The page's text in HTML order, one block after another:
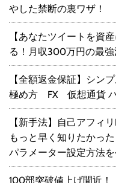
やした禁断の裏ワザ！
【あなたツイートを資
る！月収300万円の最
【全額返金保証】シン
極め方 FX 仮想通貨
【新手法】自己アフィ
もっと早く知りたかっ
パラメーター設定方法
100部突破値上げ間近！